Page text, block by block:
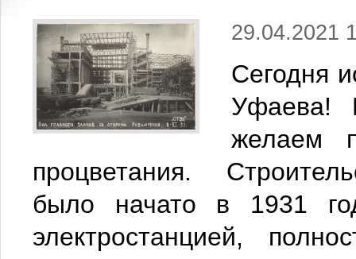
29.04.2021
Сегодня
Уфаева!
желаем
процветания.
было начато в 1931
электростанцией,